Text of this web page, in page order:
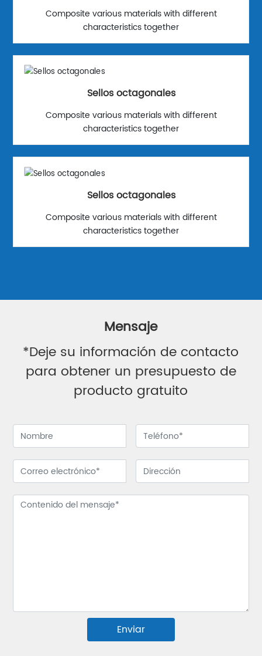
Composite various materials with different
characteristics together
Sellos octagonales
Composite various materials with different
characteristics together
Sellos octagonales
Composite various materials with different
characteristics together
Mensaje
*Deje su información de contacto
para obtener un presupuesto de
producto gratuito
Enviar